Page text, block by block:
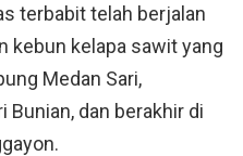
terbabit telah berjalan
kebun kelapa sawit yang
Medan Sari,
Bunian, dan berakhir di